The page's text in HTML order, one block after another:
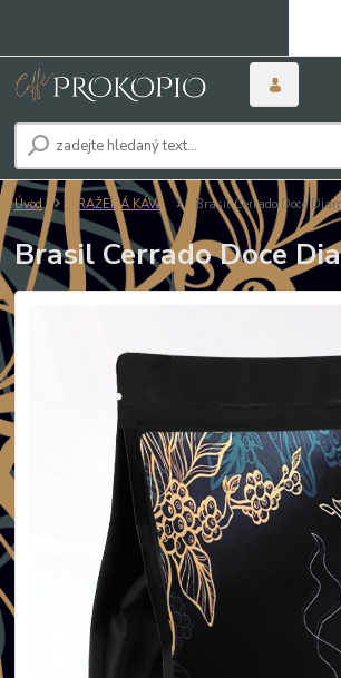
Úvod PRAŽENÁ KÁVA Brasil Cerrado Doce
Brasil Cerrado Doce